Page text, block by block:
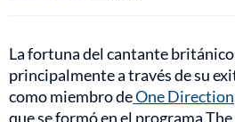
La fortuna del cantante
principalmente a través de su
como miembro deOne Direction
que se formó en el programa